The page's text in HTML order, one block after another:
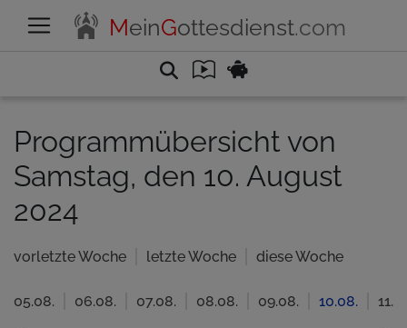
MeinGottesdienst.com
Programmübersicht von
Samstag, den 10. August
2024
vorletzte Woche letzte Woche diese Woche
05.08. 06.08. 07.08. 08.08. 09.08. 10.08.